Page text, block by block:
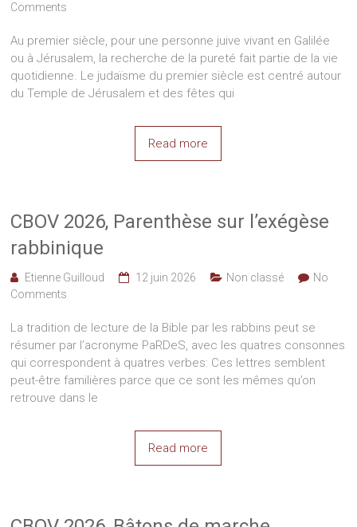
Comments
Au premier siècle, pour une personne juive vivant en Galilée
ou à Jérusalem, la recherche de la pureté fait partie de la vie
quotidienne. Le judaïsme du premier siècle est centré autour
du Temple de Jérusalem et des fêtes qui
Read more
CBOV 2026, Parenthèse sur l’exégèse
rabbinique
Etienne Guilloud 12 juin 2026 Non classé
No
Comments
La tradition de lecture de la Bible par les rabbins peut se
résumer par l’acronyme PaRDeS, avec les quatres consonnes
qui correspondent à quatres verbes: Ces lettres semblent
peut-être familières parce que ce sont les mêmes qu’on
retrouve dans le
Read more